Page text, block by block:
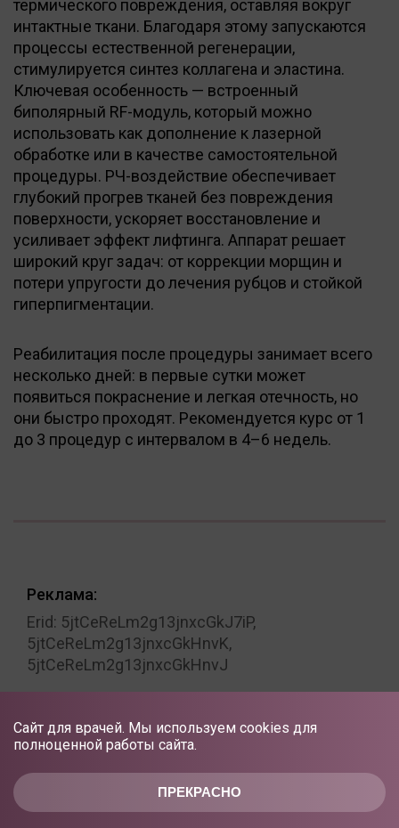
ПРЕКРАСНО
Сайт для врачей. Мы используем cookies для
полноценной работы сайта.
термического повреждения, оставляя вокруг
интактные ткани. Благодаря этому запускаются
процессы естественной регенерации,
стимулируется синтез коллагена и эластина.
Ключевая особенность — встроенный
биполярный RF-модуль, который можно
использовать как дополнение к лазерной
обработке или в качестве самостоятельной
процедуры. РЧ-воздействие обеспечивает
глубокий прогрев тканей без повреждения
поверхности, ускоряет восстановление и
усиливает эффект лифтинга. Аппарат решает
широкий круг задач: от коррекции морщин и
потери упругости до лечения рубцов и стойкой
гиперпигментации.
Реабилитация после процедуры занимает всего
несколько дней: в первые сутки может
появиться покраснение и легкая отечность, но
они быстро проходят. Рекомендуется курс от 1
до 3 процедур с интервалом в 4–6 недель.
Реклама:
Erid: 5jtCeReLm2g13jnxcGkJ7iP,
5jtCeReLm2g13jnxcGkHnvK,
5jtCeReLm2g13jnxcGkHnvJ